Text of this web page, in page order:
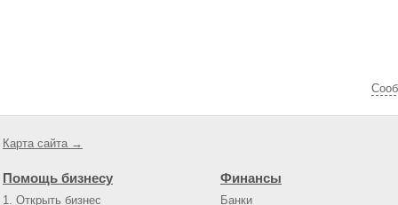
Карта сайта →
Помощь бизнесу
1. Открыть бизнес
Финансы
Банки